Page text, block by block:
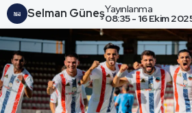
Selman GüneşYayınlanma
08:35 - 16 Ekim